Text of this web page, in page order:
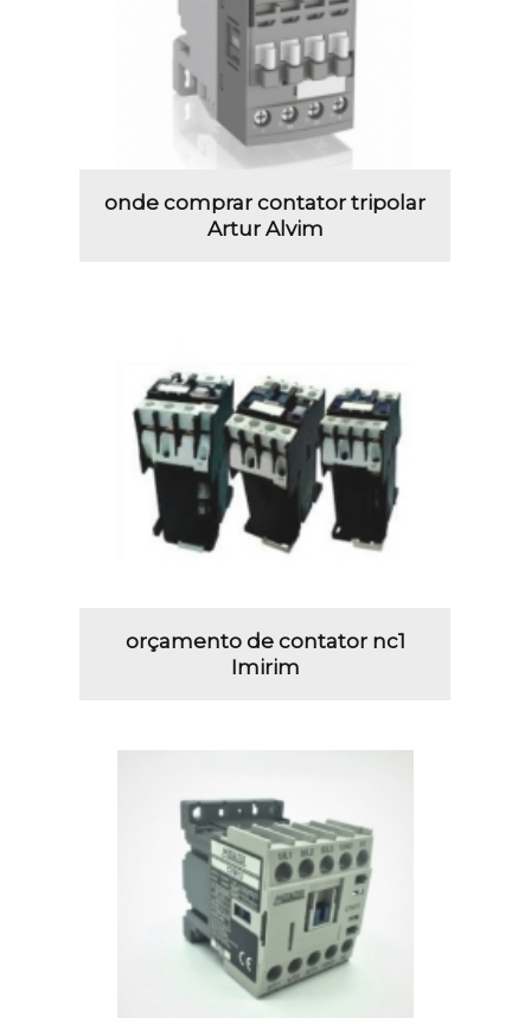
onde comprar contator tripolar
Artur Alvim
orçamento de contator nc1
Imirim